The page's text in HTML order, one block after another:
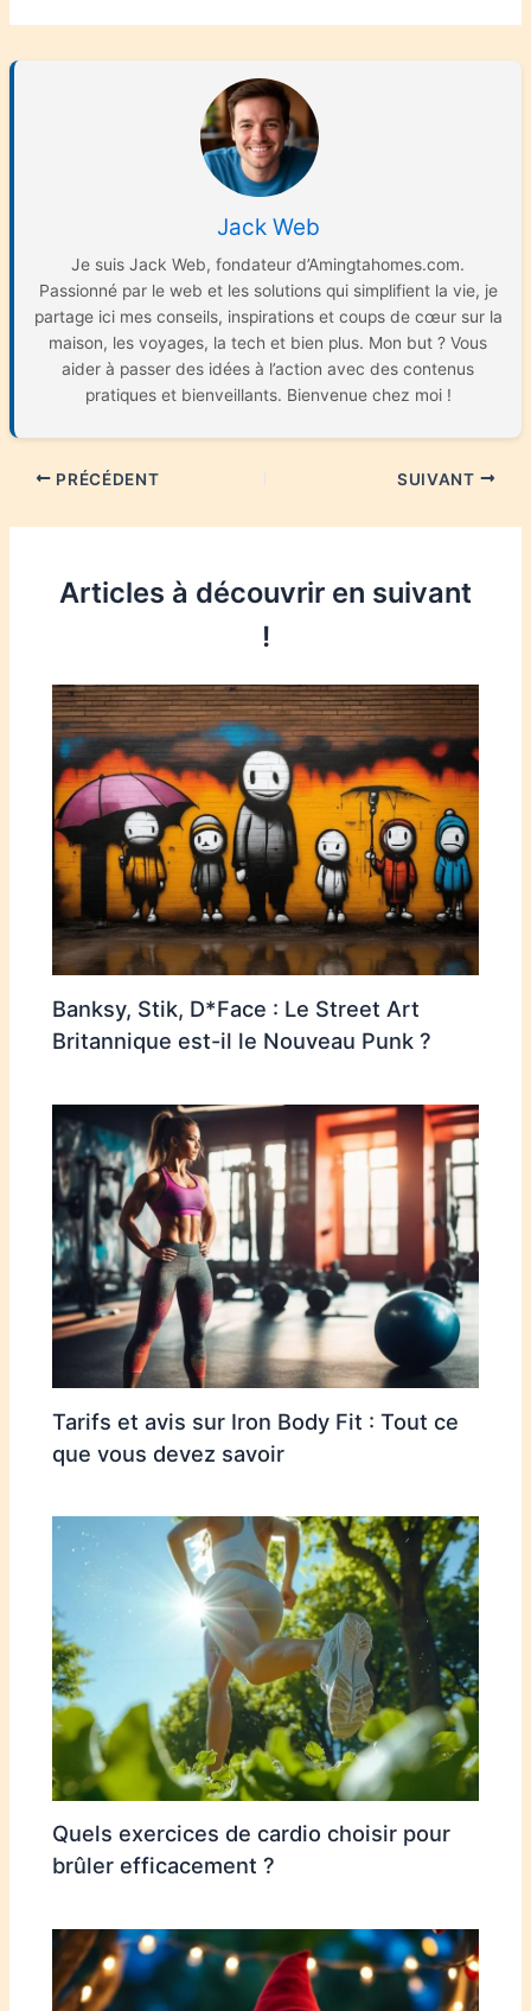
Jack Web
Je suis Jack Web, fondateur d’Amingtahomes.com.
Passionné par le web et les solutions qui simplifient la vie, je
partage ici mes conseils, inspirations et coups de cœur sur la
maison, les voyages, la tech et bien plus. Mon but ? Vous
aider à passer des idées à l’action avec des contenus
pratiques et bienveillants. Bienvenue chez moi !
PRÉCÉDENT SUIVANT
Articles à découvrir en suivant
!
Banksy, Stik, D*Face : Le Street Art
Britannique est-il le Nouveau Punk ?
Tarifs et avis sur Iron Body Fit : Tout ce
que vous devez savoir
Quels exercices de cardio choisir pour
brûler efficacement ?